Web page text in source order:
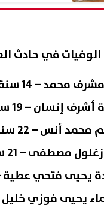
في حادث